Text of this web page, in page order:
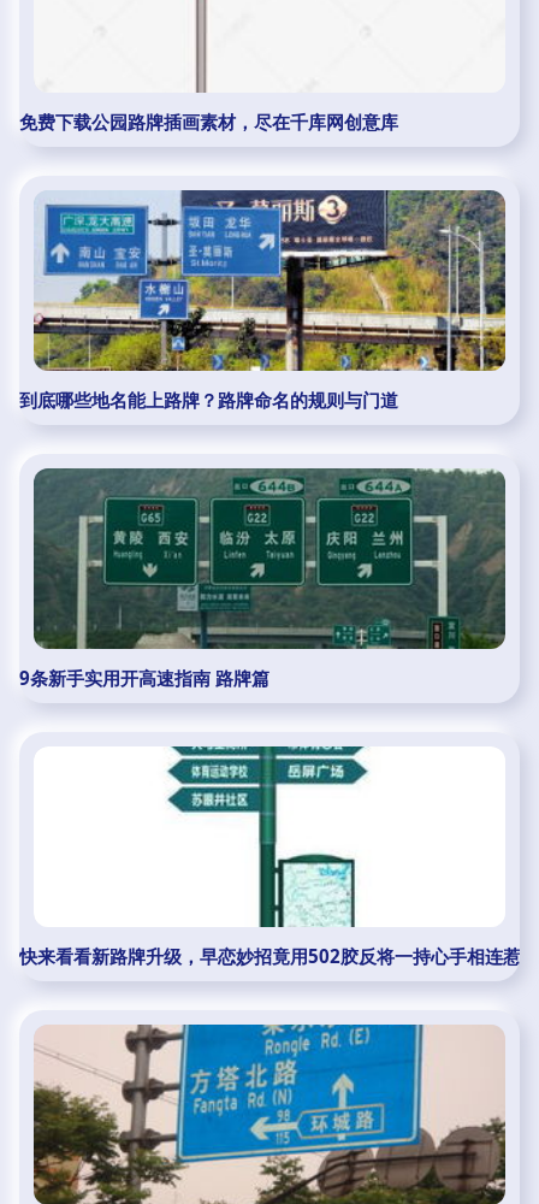
免费下载公园路牌插画素材，尽在千库网创意库
到底哪些地名能上路牌？路牌命名的规则与门道
9条新手实用开高速指南 路牌篇
快来看看新路牌升级，早恋妙招竟用502胶反将一持心手相连惹